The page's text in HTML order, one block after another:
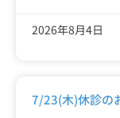
2026年8月4日
7/23(木)休診の